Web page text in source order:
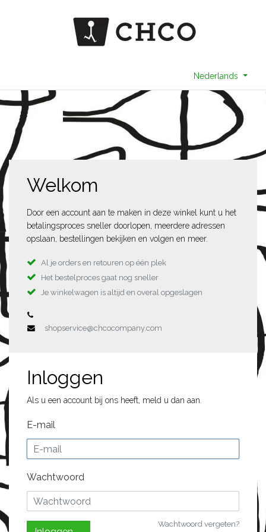
Nederlands
Welkom
Door een account aan te maken in deze winkel kunt u het
betalingsproces sneller doorlopen, meerdere adressen
opslaan, bestellingen bekijken en volgen en meer.
Al je orders en retouren op één plek
Het bestelproces gaat nog sneller
Je winkelwagen is altijd en overal opgeslagen
shopservice@chcocompany.com
Inloggen
Als u een account bij ons heeft, meld u dan aan.
E-mail
Wachtwoord
Wachtwoord vergeten?